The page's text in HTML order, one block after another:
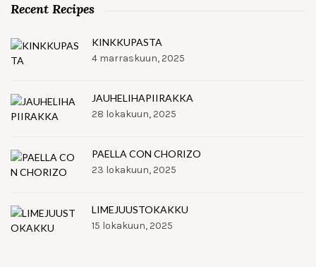
Recent Recipes
KINKKUPASTA
4 marraskuun, 2025
JAUHELIHAPIIRAKKA
28 lokakuun, 2025
PAELLA CON CHORIZO
23 lokakuun, 2025
LIMEJUUSTOKAKKU
15 lokakuun, 2025